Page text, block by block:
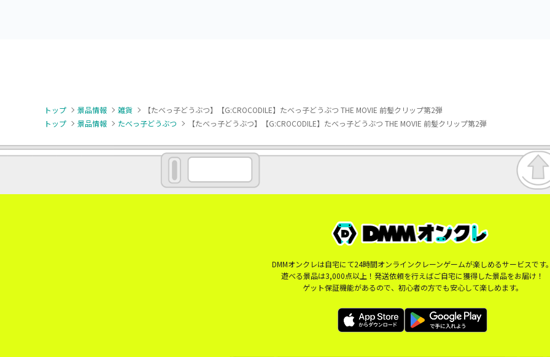
トップ 景品情報 雑貨
【たべっ子どうぶつ】【G:CROCODILE】たべっ子どうぶつ THE MOVIE 前髪クリップ第2弾
トップ
景品情報 たべっ子どうぶつ 【たべっ子どうぶつ】【G:CROCODILE】たべっ子どうぶつ THE MOVIE 前髪クリップ第2弾
DMMオンクレは自宅にて24時間オンラインクレーンゲームが楽しめるサービスです
遊べる景品は3,000点以上！発送依頼を行えばご自宅に獲得した景品をお届け！
ゲット保証機能があるので、初心者の方でも安心して楽しめます。